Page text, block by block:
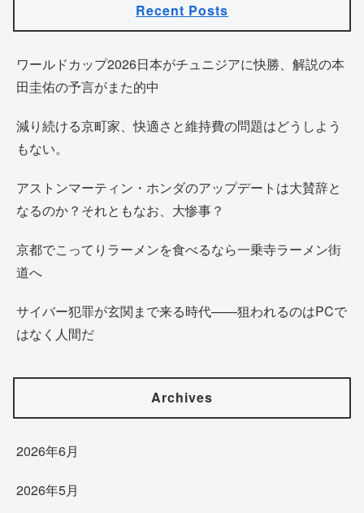
Recent Posts
ワールドカップ2026日本がチュニジアに快勝、解説の本
田圭佑の予言がまた的中
減り続ける京町家、快適さと維持費の問題はどうしよう
もない。
アストンマーティン・ホンダのアップデートは大賛辞と
なるのか？それともなお、大惨事？
京都でこってりラーメンを食べるなら一乗寺ラーメン街
道へ
サイバー犯罪が玄関まで来る時代——狙われるのはPCで
はなく人間だ
Archives
2026年6月
2026年5月